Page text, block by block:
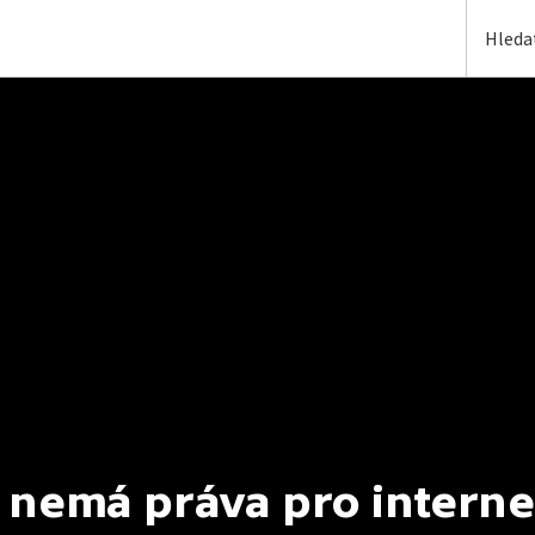
nemá práva pro